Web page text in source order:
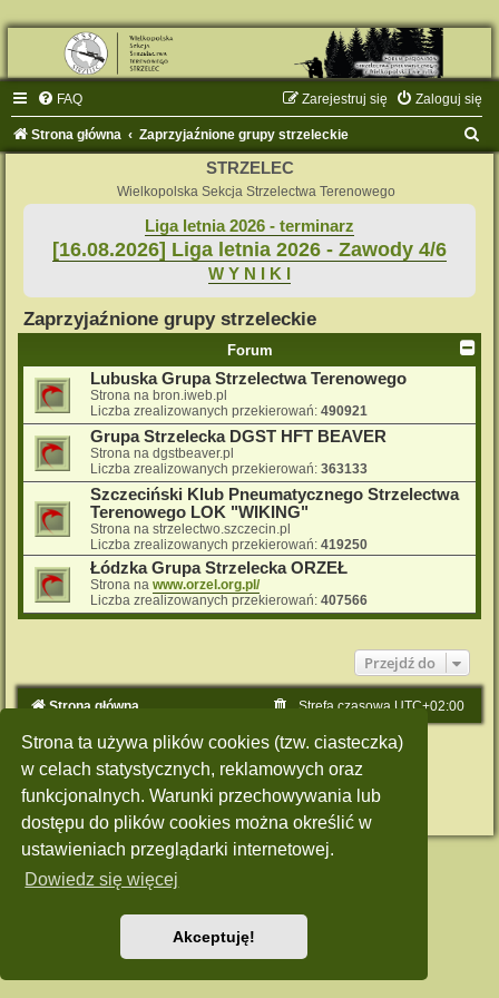
Strona ta używa plików cookies (tzw. ciasteczka)
w celach statystycznych, reklamowych oraz
funkcjonalnych. Warunki przechowywania lub
dostępu do plików cookies można określić w
ustawieniach przeglądarki internetowej.
Dowiedz się więcej
Akceptuję!
FAQ Zaloguj się
Zarejestruj się
Strona główna Zaprzyjaźnione grupy strzeleckie
STRZELEC
Wielkopolska Sekcja Strzelectwa Terenowego
Liga letnia 2026 - terminarz
[16.08.2026] Liga letnia 2026 - Zawody 4/6
W Y N I K I
Zaprzyjaźnione grupy strzeleckie
Forum
Lubuska Grupa Strzelectwa Terenowego
Strona na bron.iweb.pl
Liczba zrealizowanych przekierowań: 490921
Grupa Strzelecka DGST HFT BEAVER
Strona na dgstbeaver.pl
Liczba zrealizowanych przekierowań: 363133
Szczeciński Klub Pneumatycznego Strzelectwa
Terenowego LOK "WIKING"
Strona na strzelectwo.szczecin.pl
Liczba zrealizowanych przekierowań: 419250
Łódzka Grupa Strzelecka ORZEŁ
Strona na www.orzel.org.pl/
Liczba zrealizowanych przekierowań: 407566
Przejdź do
Strona główna Strefa czasowa UTC+02:00
Technologię dostarcza phpBB® Forum Software © phpBB Limited
Polski pakiet językowy dostarczaphpBB.pl
Style: Green-Style by Joyce&Luna phpBB-Style-Design
Zasady ochrony danych osobowych
|Regulamin